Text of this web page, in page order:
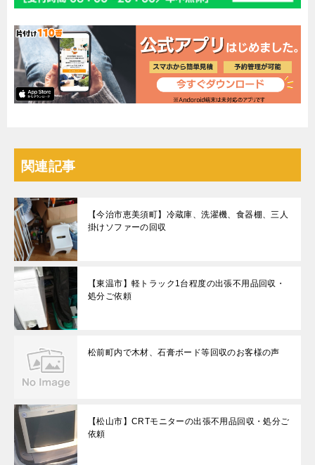
関連記事
【今治市恵美須町】冷蔵庫、洗濯機、食器棚、三人
掛けソファーの回収
【東温市】軽トラック1台程度の出張不用品回収・
処分ご依頼
松前町内で木材、石膏ボード等回収のお客様の声
【松山市】CRTモニターの出張不用品回収・処分ご
依頼